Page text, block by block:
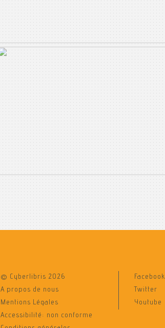
© Cyberlibris 2026
A propos de nous
Mentions Légales
Accessibilité: non conforme
Facebook
Twitter
Youtube